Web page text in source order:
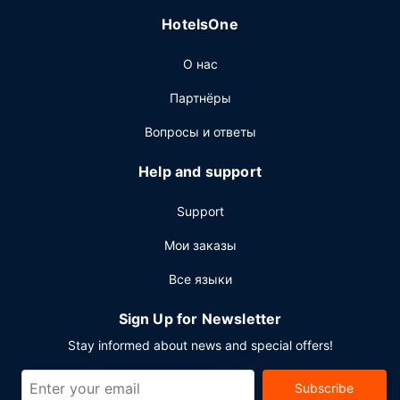
есть бар/лаунж с видом на сад. Гостям также
предлагается завтрак (по заказу): по будним дням с
6:30 до 9:30, по выходным дням с 7:00 до 10:00.
Для удобства гостей предоставляется следующее:
бесплатный (проводной) доступ в интернет, бизнес-
центр и прокат автомобилей представительского
для проведения встреч и мероприятий.
HotelsOne
О нас
Партнёры
Вопросы и ответы
Help and support
Support
Мои заказы
Все языки
Sign Up for Newsletter
Stay informed about news and special offers!
Subscribe